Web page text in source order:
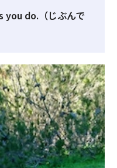
do.（じぶんで